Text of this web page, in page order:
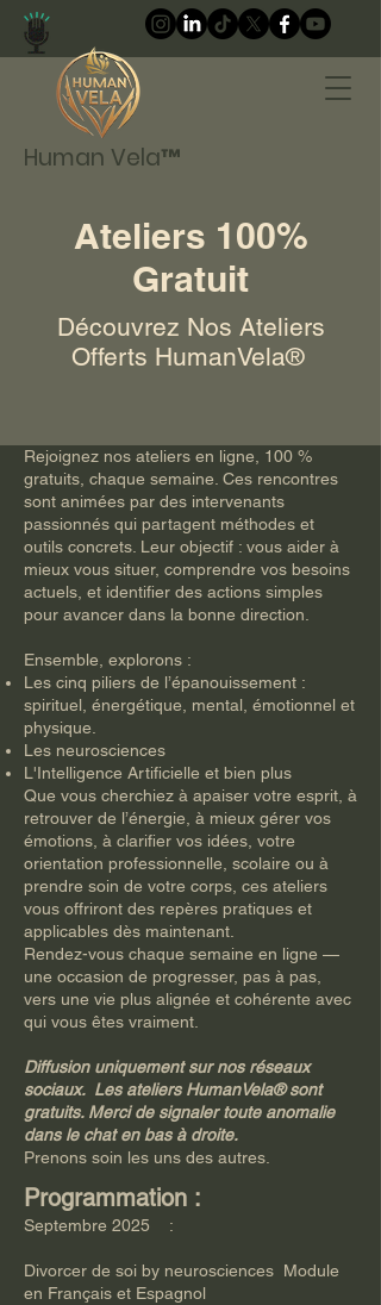
Human Vela™
Ateliers 100%
Gratuit
Découvrez Nos Ateliers
Offerts HumanVela® ​
Rejoignez nos ateliers en ligne, 100 %
gratuits, chaque semaine. Ces rencontres
sont animées par des intervenants
passionnés qui partagent méthodes et
outils concrets. Leur objectif : vous aider à
mieux vous situer, comprendre vos besoins
actuels, et identifier des actions simples
pour avancer dans la bonne direction.
Ensemble, explorons :
Les cinq piliers de l’épanouissement :
spirituel, énergétique, mental, émotionnel et
physique.
Les neurosciences
L'Intelligence Artificielle et bien plus
Que vous cherchiez à apaiser votre esprit, à
retrouver de l’énergie, à mieux gérer vos
émotions, à clarifier vos idées, votre
orientation professionnelle, scolaire ou à
prendre soin de votre corps, ces ateliers
vous offriront des repères pratiques et
applicables dès maintenant.
Rendez-vous chaque semaine en ligne —
une occasion de progresser, pas à pas,
vers une vie plus alignée et cohérente avec
qui vous êtes vraiment.
Diffusion uniquement sur nos réseaux
sociaux. Les ateliers HumanVela® sont
gratuits. Merci de signaler toute anomalie
dans le chat en bas à droite.
Prenons soin les uns des autres.
Programmation :
Septembre 2025 :
Divorcer de soi by neurosciences Module
en Français et Espagnol